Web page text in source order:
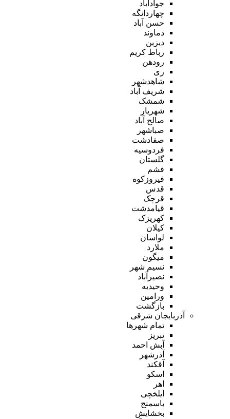
جوادآباد
چهاردانگه
حسن آباد
دماوند
دیزین
رباط کریم
رودهن
ری
شاهدشهر
شریف آباد
شمشک
شهریار
صالح آباد
صباشهر
صفادشت
فردوسیه
گلستان
فشم
فیروزکوه
قدس
قرچک
قیامدشت
کهریزک
کیلان
لواسان
ملارد
میگون
نسیم شهر
نصیرآباد
وحیدیه
ورامین
بازگشت
آذربایجان شرقی
تمام شهر‌ها
تبریز
آبش احمد
آذرشهر
آقکند
اسکو
اهر
ایلخچی
باسمنج
بخشایش